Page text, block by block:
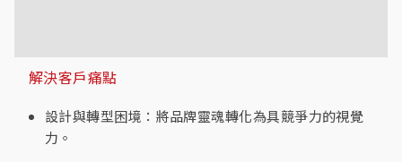
解決客戶痛點
設計與轉型困境：將品牌靈魂轉化為具競爭力的視覺
力。